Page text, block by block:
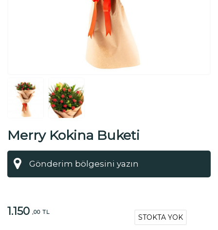
Merry Kokina Buketi
1.150 ,00 TL
STOKTA YOK